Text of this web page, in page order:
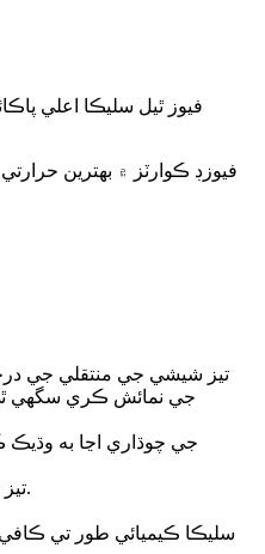
فيوزڊ ڪوارٽز ۾ بهترين
• تيز حرارتي جھٽڪو مزاحمت ڪمزور حرارتي توسيع جو نتيجو آهي؛اتي صرف اعتدال پسند مشيني دٻاءُ هوندو آهي جڏهن ته تيز گرمي پد جي درجه بندي تيز ٿڌي جي ڪري ٿئي ٿي.